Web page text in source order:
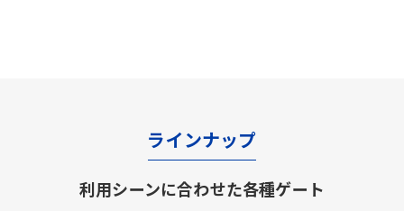
ラインナップ
利用シーンに合わせた各種ゲート